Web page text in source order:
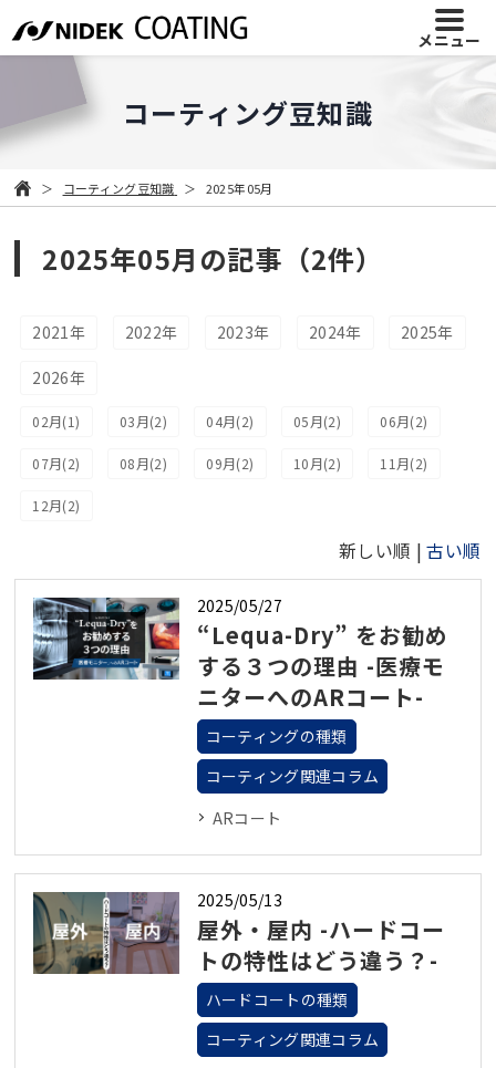
メニュー
コーティング豆知識
コーティング豆知識 2025年05月
2025年05月の記事（2件）
2021年 2022年 2023年 2024年 2025年
2026年
02月(1) 03月(2) 04月(2) 05月(2) 06月(2)
07月(2) 08月(2) 09月(2) 10月(2) 11月(2)
12月(2)
新しい順 |古い順
2025/05/27
“Lequa-Dry” をお勧め
する３つの理由 -医療モ
ニターへのARコート-
コーティングの種類
コーティング関連コラム
ARコート
2025/05/13
屋外・屋内 -ハードコー
トの特性はどう違う？-
ハードコートの種類
コーティング関連コラム